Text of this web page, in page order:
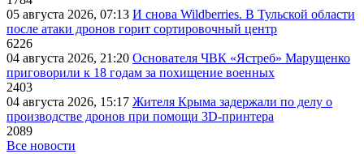
05 августа 2026, 07:13 И снова Wildberries. В Тульской области
после атаки дронов горит сортировочный центр
6226
04 августа 2026, 21:20 Основателя ЧВК «Ястреб» Марущенко
приговорили к 18 годам за похищение военных
2403
04 августа 2026, 15:17 Жителя Крыма задержали по делу о
производстве дронов при помощи 3D‑принтера
2089
Все новости